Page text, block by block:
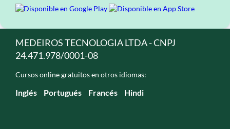
MEDEIROS TECNOLOGIA LTDA - CNPJ
24.471.978/0001-08
Cursos online gratuitos en otros idiomas:
Inglés Portugués Francés Hindi